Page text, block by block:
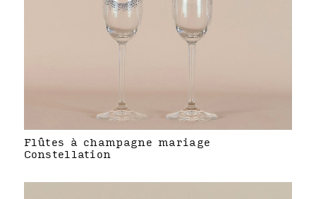
Flûtes à champagne mariage
Constellation